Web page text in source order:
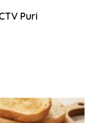
Puri